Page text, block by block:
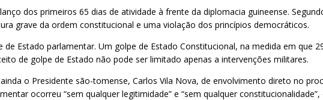
dos primeiros 65 dias de atividade à frente da diplomacia guineense.
grave da ordem constitucional e uma violação dos princípios democráticos.
de Estado parlamentar. Um golpe de Estado Constitucional, na medida em
de golpe de Estado não pode ser limitado apenas a intervenções militares.
o Presidente são-tomense, Carlos Vila Nova, de envolvimento direto no
ocorreu “sem qualquer legitimidade” e “sem qualquer